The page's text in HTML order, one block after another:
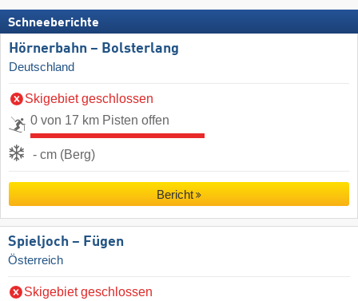
Schneeberichte
Hörnerbahn – Bolsterlang
Deutschland
Skigebiet geschlossen
0 von 17 km Pisten offen
- cm (Berg)
Bericht
Spieljoch – Fügen
Österreich
Skigebiet geschlossen